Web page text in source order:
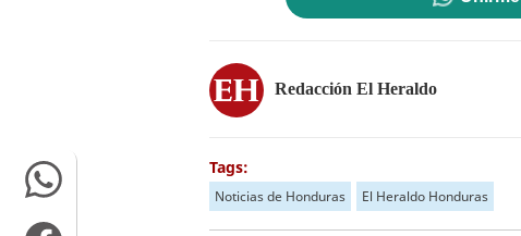
Redacción El Heraldo
Tags:
Noticias de Honduras El Heraldo Honduras